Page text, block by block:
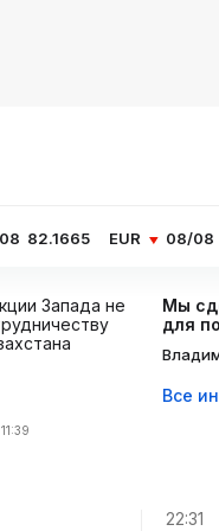
08/08 94.8366
Запада не
Мы
для
Все
22:31